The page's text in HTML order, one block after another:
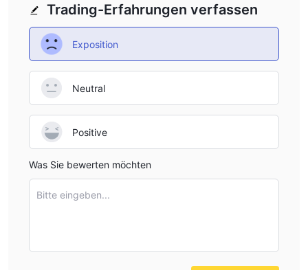
Trading-Erfahrungen verfassen
Exposition
Neutral
Positive
Was Sie bewerten möchten
Bitte eingeben...